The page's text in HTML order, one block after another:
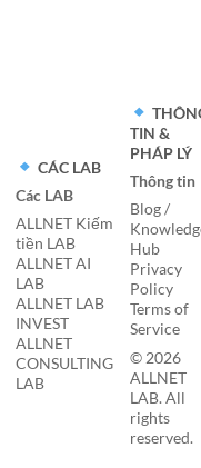
CÁC LAB
Các LAB
ALLNET Kiếm
tiền LAB
ALLNET AI
LAB
ALLNET LAB
INVEST
ALLNET
CONSULTING
LAB
TIN &
PHÁP LÝ
Thông tin
Blog /
Hub
Privacy
Policy
Terms of
Service
© 2026
ALLNET
LAB. All
rights
reserved.